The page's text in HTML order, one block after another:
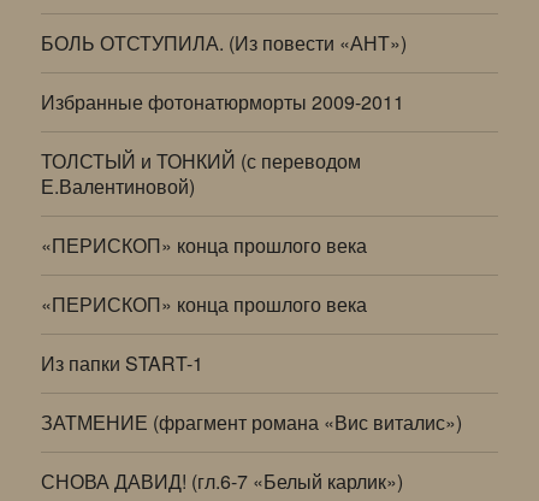
БОЛЬ ОТСТУПИЛА. (Из повести «АНТ»)
Избранные фотонатюрморты 2009-2011
ТОЛСТЫЙ и ТОНКИЙ (с переводом
Е.Валентиновой)
«ПЕРИСКОП» конца прошлого века
«ПЕРИСКОП» конца прошлого века
Из папки START-1
ЗАТМЕНИЕ (фрагмент романа «Вис виталис»)
СНОВА ДАВИД! (гл.6-7 «Белый карлик»)